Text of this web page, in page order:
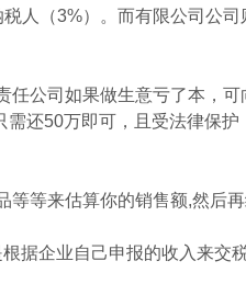
人（3%）。而有限公司公
公司如果做生意亏了本，可
还50万即可，且受法律保护
等来估算你的销售额,然后
据企业自己申报的收入来交